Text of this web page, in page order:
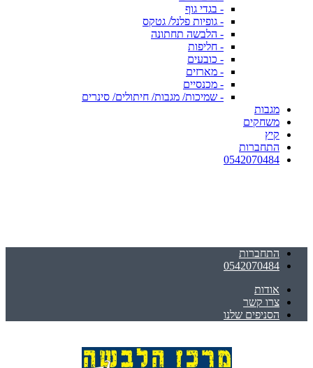
- בגדי גוף
- גופיות פלנל/ גטקס
- הלבשה תחתונה
- חליפות
- כובעים
- מארזים
- מכנסיים
- שמיכות/ מגבות/ חיתולים/ סינרים
מגבות
משחקים
קיץ
התחברות
0542070484
התחברות
0542070484
אודות
צרו קשר
הסניפים שלנו